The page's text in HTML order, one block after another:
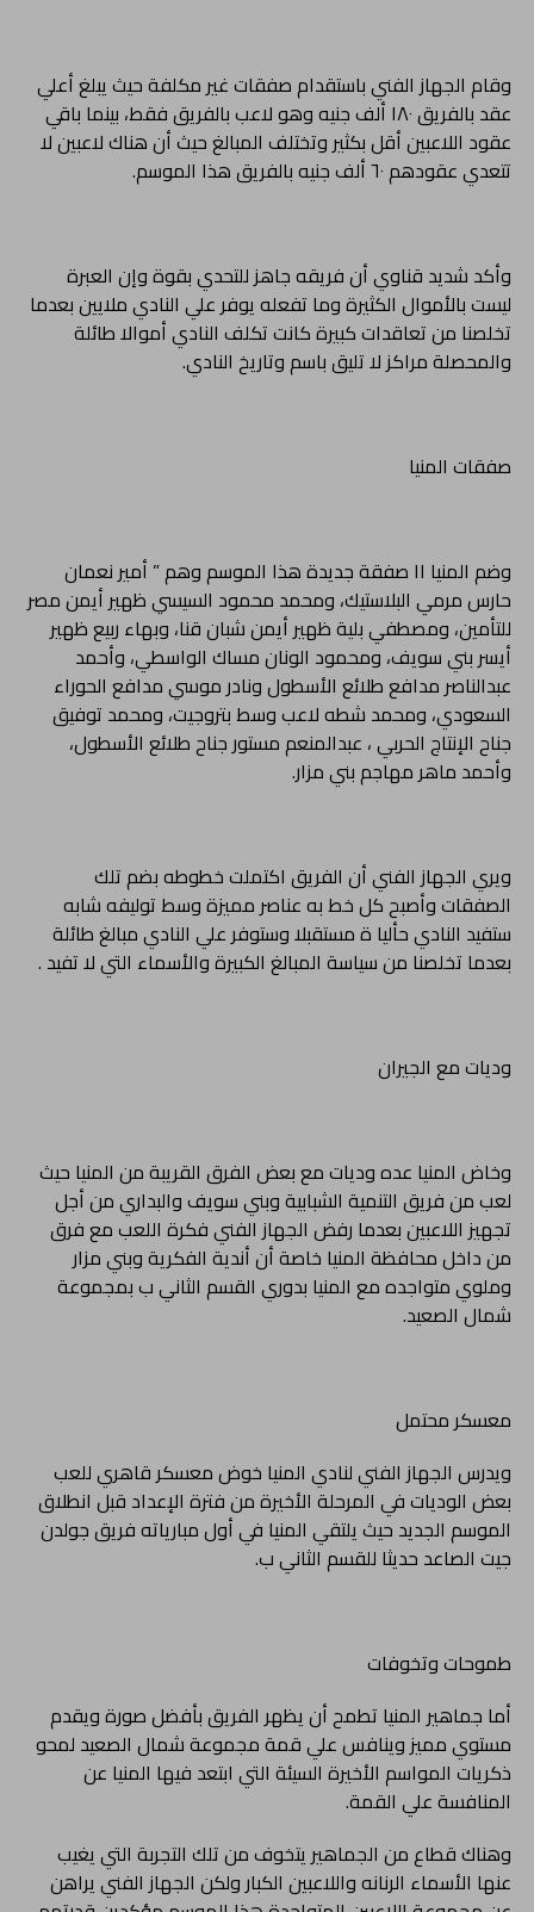
وقام الجهاز الفني باستقدام صفقات غير مكلفة حيث يبلغ أعلي
عقد بالفريق ١٨٠ ألف جنيه وهو لاعب بالفريق فقط، بينما باقي
عقود اللاعبين أقل بكثير وتختلف المبالغ حيث أن هناك لاعبين لا
تتعدي عقودهم ٦٠ ألف جنيه بالفريق هذا الموسم.
وأكد شديد قناوي أن فريقه جاهز للتحدي بقوة وإن العبرة
ليست بالأموال الكثيرة وما تفعله يوفر علي النادي ملايين بعدما
تخلصنا من تعاقدات كبيرة كانت تكلف النادي أموالا طائلة
والمحصلة مراكز لا تليق باسم وتاريخ النادي.
صفقات المنيا
وضم المنيا ١١ صفقة جديدة هذا الموسم وهم ” أمير نعمان
حارس مرمي البلاستيك، ومحمد محمود السيسي ظهير أيمن مصر
للتأمين، ومصطفي بلية ظهير أيمن شبان قنا، وبهاء ربيع ظهير
أيسر بني سويف، ومحمود الونان مساك الواسطي، وأحمد
عبدالناصر مدافع طلائع الأسطول ونادر موسي مدافع الحوراء
السعودي، ومحمد شطه لاعب وسط بتروجيت، ومحمد توفيق
جناح الإنتاج الحربي ، عبدالمنعم مستور جناح طلائع الأسطول،
وأحمد ماهر مهاجم بني مزار.
ويري الجهاز الفني أن الفريق اكتملت خطوطه بضم تلك
الصفقات وأصبح كل خط به عناصر مميزة وسط توليفه شابه
ستفيد النادي حأليا ة مستقبلا وستوفر علي النادي مبالغ طائلة
بعدما تخلصنا من سياسة المبالغ الكبيرة والأسماء التي لا تفيد .
وديات مع الجيران
وخاض المنيا عده وديات مع بعض الفرق القريبة من المنيا حيث
لعب من فريق التنمية الشبابية وبني سويف والبداري من أجل
تجهيز اللاعبين بعدما رفض الجهاز الفني فكرة اللعب مع فرق
من داخل محافظة المنيا خاصة أن أندية الفكرية وبني مزار
وملوي متواجده مع المنيا بدوري القسم الثاني ب بمجموعة
شمال الصعيد.
معسكر محتمل
ويدرس الجهاز الفني لنادي المنيا خوض معسكر قاهري للعب
بعض الوديات في المرحلة الأخيرة من فترة الإعداد قبل انطلاق
الموسم الجديد حيث يلتقي المنيا في أول مبارياته فريق جولدن
جيت الصاعد حديثا للقسم الثاني ب.
طموحات وتخوفات
أما جماهير المنيا تطمح أن يظهر الفريق بأفضل صورة ويقدم
مستوي مميز وينافس علي قمة مجموعة شمال الصعيد لمحو
ذكريات المواسم الأخيرة السيئة التي ابتعد فيها المنيا عن
المنافسة علي القمة.
وهناك قطاع من الجماهير يتخوف من تلك التجربة التي يغيب
عنها الأسماء الرنانه واللاعبين الكبار ولكن الجهاز الفني يراهن